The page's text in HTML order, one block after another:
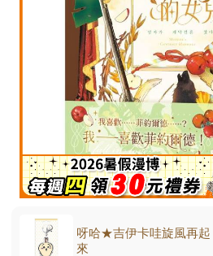
呀哈★吉伊卡哇旋風再起
來